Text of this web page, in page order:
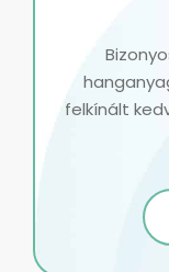
felkínált